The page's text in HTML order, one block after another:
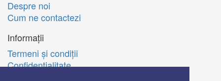
Despre noi
Cum ne contactezi
Informații
Termeni şi condiţii
Confidenţialitate